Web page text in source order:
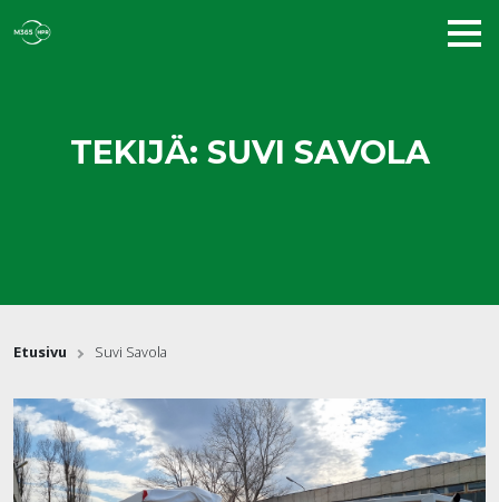
TEKIJÄ: SUVI SAVOLA
Etusivu Suvi Savola